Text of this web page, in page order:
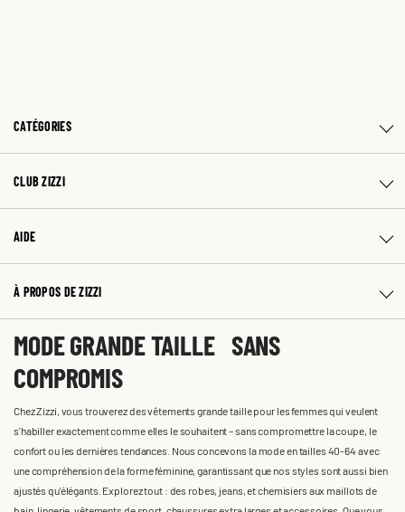
CATÉGORIES
CLUB ZIZZI
AIDE
À PROPOS DE ZIZZI
MODE GRANDE TAILLE SANS
COMPROMIS
Chez Zizzi, vous trouverez des vêtements grande taille pour les femmes qui veulent
s'habiller exactement comme elles le souhaitent – sans compromettre la coupe, le
confort ou les dernières tendances. Nous concevons la mode en tailles 40-64 avec
une compréhension de la forme féminine, garantissant que nos styles sont aussi bien
ajustés qu'élégants. Explorez tout : des robes, jeans, et chemisiers aux maillots de